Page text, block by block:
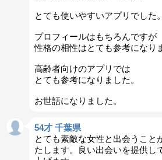
とても使いやすいアプリでした。
プロフィールはもちろんですが
性格の相性はとても参考になり
高齢者向けのアプリでは
とても参考になりました。
お世話になりました。
54才 千葉県
とても素敵な女性と出会うこと
たします。良い出会いを提供し